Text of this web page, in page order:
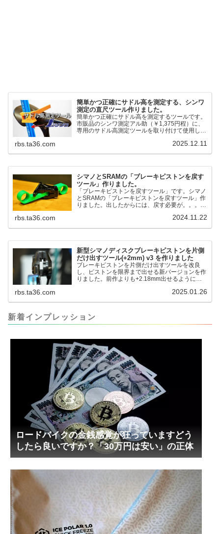
簡単かつ正確にサドル高を測定する、シンワ
測定の直尺ツール作りました。
簡単かつ正確にサドル高を測定するツールです。
市販品のシンワ測定アル助（￥1,375円程）に、
専用のサドル高測定ツールを取り付けて使用しま
るようになりました。シンワ測定(Shinwa
Sokutei)￥1,375Amazon.c...
rbs.ta36.com 2025.12.11
シマノとSRAMの「ブレーキピストンを戻す
ツール」作りました。
「ブレーキピストンを戻すツール」です。シマノ
とSRAMの「ブレーキピストンを戻すツール」作
りました。出したからには、戻す必要が。。。で
だと。。。▶「ブレーキピストンを戻すツール」
るのかというと、出ているピス...
rbs.ta36.com 2024.11.22
新型シマノディスクブレーキピストンを片側
だけ出すツール(+2mm) v3 を作りました
ブレーキピストンを片側だけ出すツールを改良
し、ピストンを限界まで出せる新バージョンを作
りました。前作よりも+2.18mm出せるようにな
って、オイル漏れするまで試しました。最も安全
ましたが、ギリギリまで攻めてますのでピストン
内部の汚れをさらに掃除できると思います。前作
rbs.ta36.com 2025.01.26
新着インプレッション
ロードバイクの金銭感覚が狂っていますどう
したら良いですか？「30万円は安い」の正体